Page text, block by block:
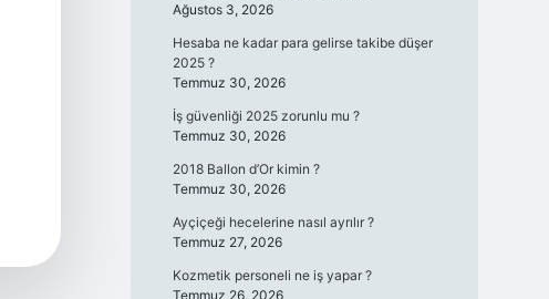
Ağustos 3, 2026
Hesaba ne kadar para gelirse takibe düşer
2025 ?
Temmuz 30, 2026
İş güvenliği 2025 zorunlu mu ?
Temmuz 30, 2026
2018 Ballon d’Or kimin ?
Temmuz 30, 2026
Ayçiçeği hecelerine nasıl ayrılır ?
Temmuz 27, 2026
Kozmetik personeli ne iş yapar ?
Temmuz 26, 2026